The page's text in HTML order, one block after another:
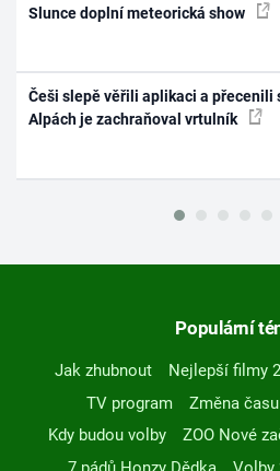
Slunce doplní meteorická show
Češi slepě věřili aplikaci a přecenili
Alpách je zachraňoval vrtulník
Populární
Jak zhubnout Nejlepší filmy
TV program
Změna času
Kdy budou volby
ZOO Nové